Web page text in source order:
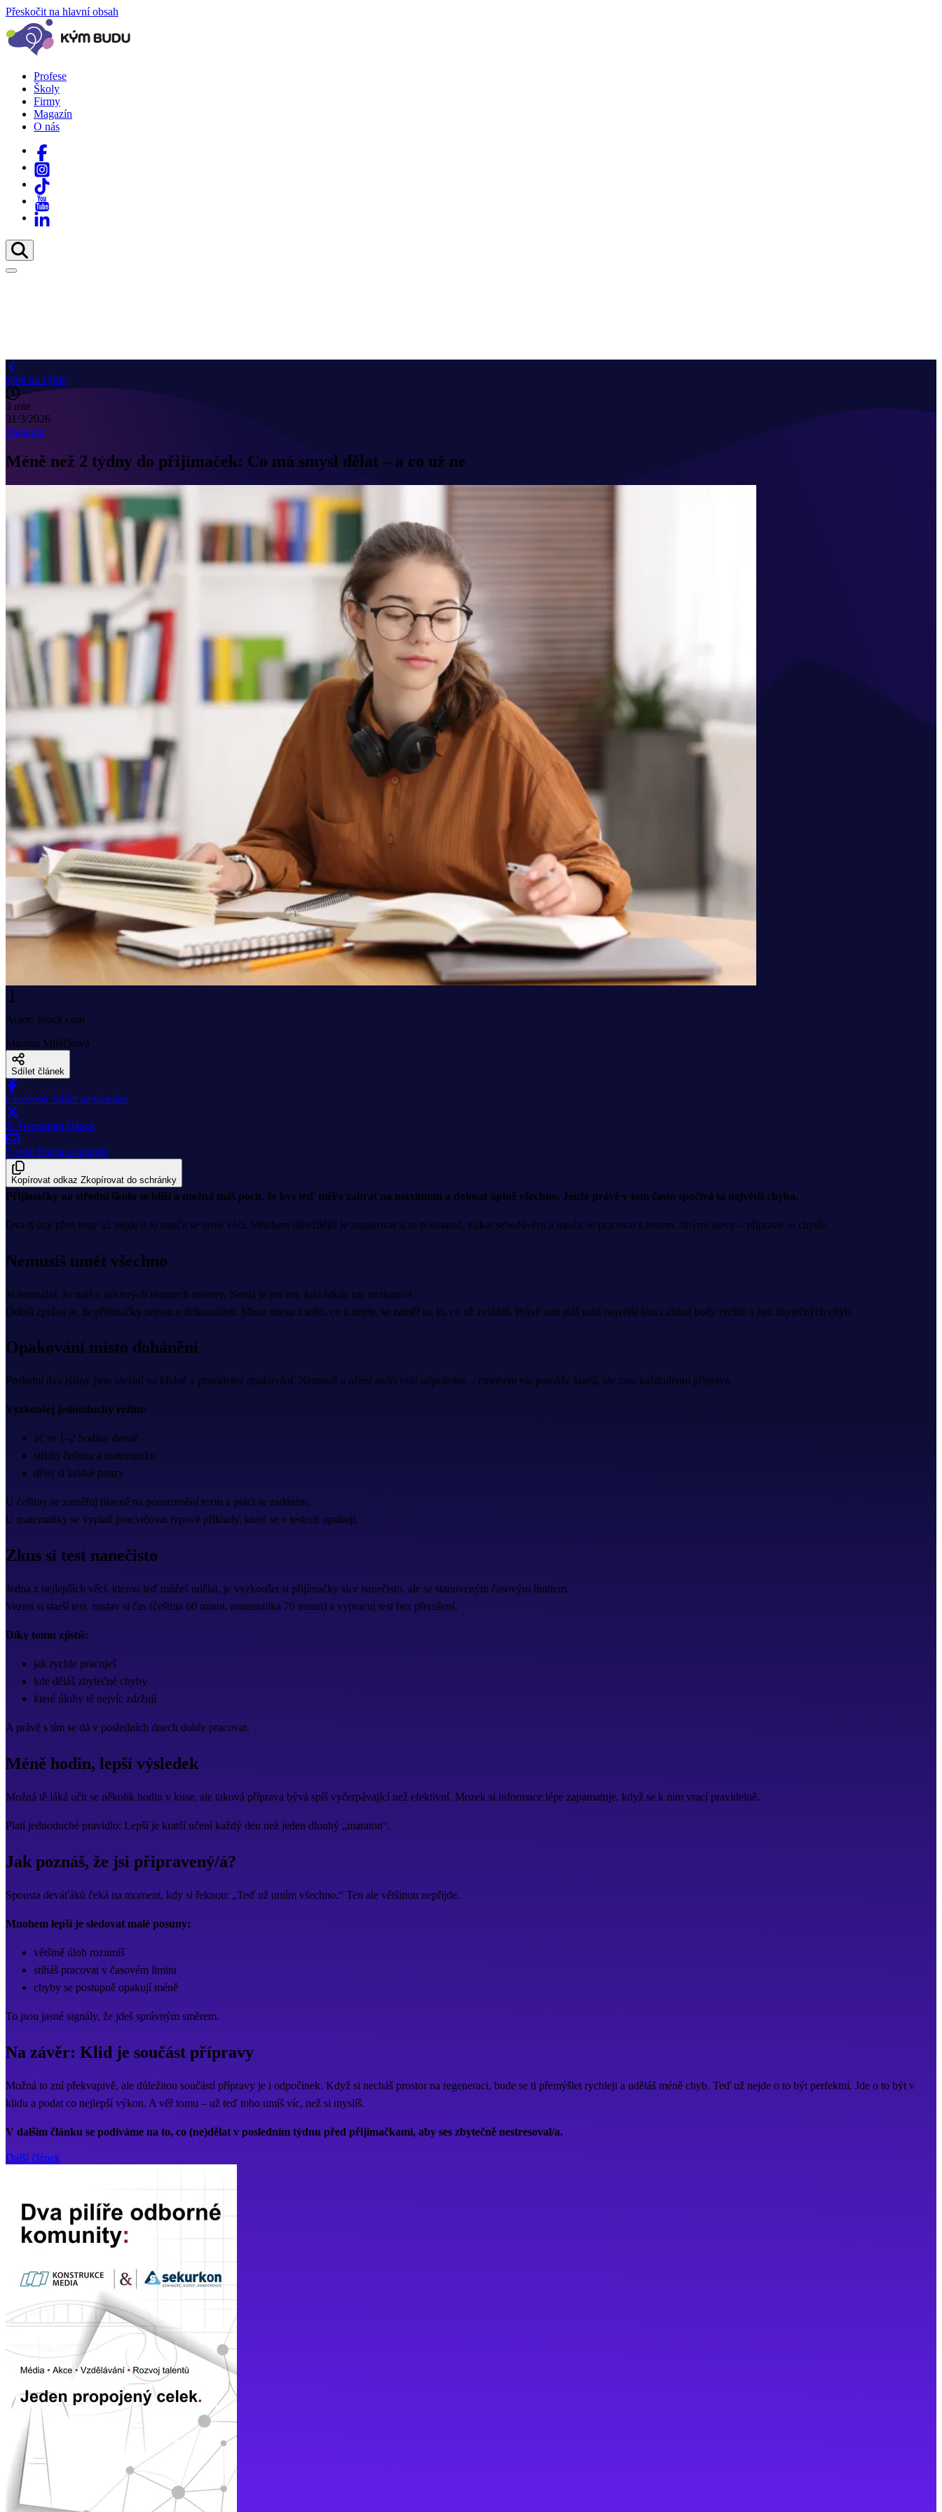
Přeskočit na hlavní obsah
Profese
Školy
Firmy
Magazín
O nás
Zpět na výpis
3 min
31/3/2026
Magazín
Méně než 2 týdny do přijímaček: Co má smysl dělat – a co už ne
Autor: istock.com
Martina Miláčková
Sdílet článek
Facebook Sdílet na timeline
X Tweetnout článek
E-mail Poslat e-mailem
Kopírovat odkaz Zkopírovat do schránky
Přijímačky na střední školu se blíží a možná máš pocit, že bys teď měl/a zabrat na maximum a dohnat úplně všechno. Jenže právě v tom často spočívá ta největší chyba.
Dva týdny před testy už nejde o to naučit se nové věci. Mnohem důležitější je zopakovat si to podstatné, získat sebedůvěru a naučit se pracovat s testem. Jinými slovy – připravit se chytře.
Nemusíš umět všechno
Je normální, že máš v některých tématech mezery. Nemá je jen ten, kdo nikdy nic nezkoušel.
Dobrá zpráva je, že přijímačky nejsou o dokonalosti. Místo stresu z toho, co ti nejde, se zaměř na to, co už zvládáš. Právě tam máš totiž největší šanci získat body rychle a bez zbytečných chyb.
Opakování místo dohánění
Poslední dva týdny jsou ideální na klidné a pravidelné opakování. Nemusíš u učení sedět celé odpoledne – mnohem víc pomůže kratší, ale zato každodenní příprava.
Vyzkoušej jednoduchý režim:
uč se 1–2 hodiny denně
střídej češtinu a matematiku
dělej si krátké pauzy
U češtiny se zaměřuj hlavně na porozumění textu a práci se zadáním.
U matematiky se vyplatí procvičovat typové příklady, které se v testech opakují.
Zkus si test nanečisto
Jedna z nejlepších věcí, kterou teď můžeš udělat, je vyzkoušet si přijímačky sice nanečisto, ale se stanoveným časovým limitem.
Vezmi si starší test, nastav si čas (čeština 60 minut, matematika 70 minut) a vypracuj test bez přerušení.
Díky tomu zjistíš:
jak rychle pracuješ
kde děláš zbytečné chyby
které úlohy tě nejvíc zdržují
A právě s tím se dá v posledních dnech dobře pracovat.
Méně hodin, lepší výsledek
Možná tě láká učit se několik hodin v kuse, ale taková příprava bývá spíš vyčerpávající než efektivní. Mozek si informace lépe zapamatuje, když se k nim vrací pravidelně.
Platí jednoduché pravidlo: Lepší je kratší učení každý den než jeden dlouhý „maraton“.
Jak poznáš, že jsi připravený/á?
Spousta deváťáků čeká na moment, kdy si řeknou: „Teď už umím všechno.“ Ten ale většinou nepřijde.
Mnohem lepší je sledovat malé posuny:
většině úloh rozumíš
stíháš pracovat v časovém limitu
chyby se postupně opakují méně
To jsou jasné signály, že jdeš správným směrem.
Na závěr: Klid je součást přípravy
Možná to zní překvapivě, ale důležitou součástí přípravy je i odpočinek. Když si necháš prostor na regeneraci, bude se ti přemýšlet rychleji a uděláš méně chyb. Teď už nejde o to být perfektní. Jde o to být v
klidu a podat co nejlepší výkon. A věř tomu – už teď toho umíš víc, než si myslíš.
V dalším článku se podíváme na to, co (ne)dělat v posledním týdnu před přijímačkami, aby ses zbytečně nestresoval/a.
Další článek